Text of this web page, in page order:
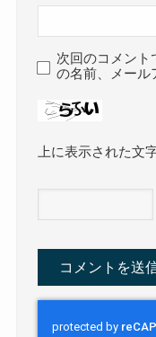
次回のコメント
の名前、メール
上に表示された文